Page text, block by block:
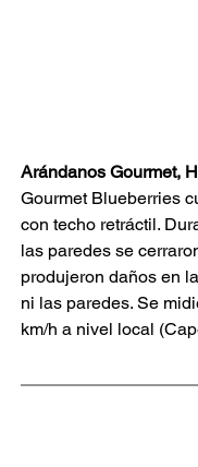
Arándanos Gourmet,
Gourmet Blueberries
con techo retráctil.
las paredes se
produjeron daños en
ni las paredes. Se
km/h a nivel local